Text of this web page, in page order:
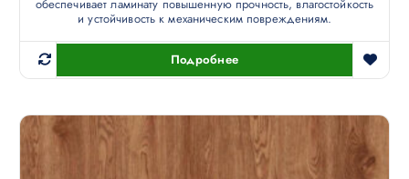
обеспечивает ламинату повышенную прочность, влагостойкость
и устойчивость к механическим повреждениям.
Подробнее